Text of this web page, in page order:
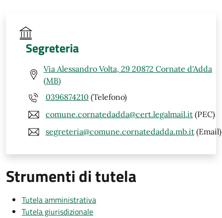
Segreteria
Via Alessandro Volta, 29 20872 Cornate d'Adda
(MB)
0396874210 (Telefono)
comune.cornatedadda@cert.legalmail.it (PEC)
segreteria@comune.cornatedadda.mb.it (Email)
Strumenti di tutela
Tutela amministrativa
Tutela giurisdizionale